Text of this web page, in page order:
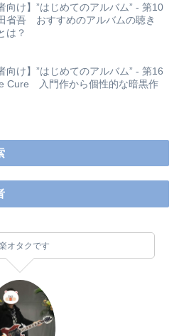
向け】”はじめてのアルバム” - 第10
省吾 おすすめのアルバムの聴き
は？
向け】”はじめてのアルバム” - 第16
Cure 入門作から個性的な暗黒作
オタクです